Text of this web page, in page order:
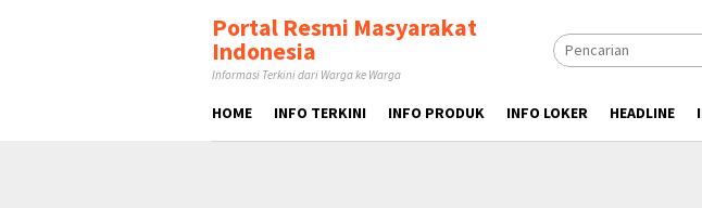
Portal Resmi Masyarakat
Indonesia
Informasi Terkini dari Warga ke Warga
HOME INFO TERKINI INFO PRODUK INFO LOKER HEADLINE